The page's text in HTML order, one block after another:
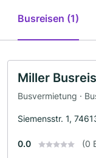
Busreisen (1)
Miller
Busvermietung ·
Siemensstr. 1,
0.0 (0